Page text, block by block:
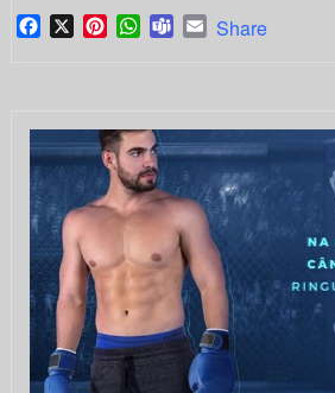
Facebook
X PinterestWhatsApp
TeamsEmail
Share